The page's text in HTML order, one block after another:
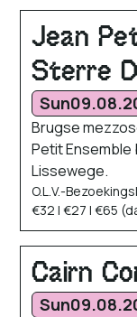
Jean
Sterre
Sun
Brugse
Petit
Lissewege.
O.L.V.-
€32 | €27 | €65
Cairn
Sun